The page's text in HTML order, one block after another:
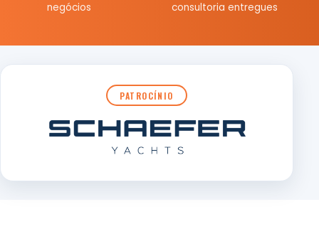
negócios
consultoria entregues
PATROCÍNIO